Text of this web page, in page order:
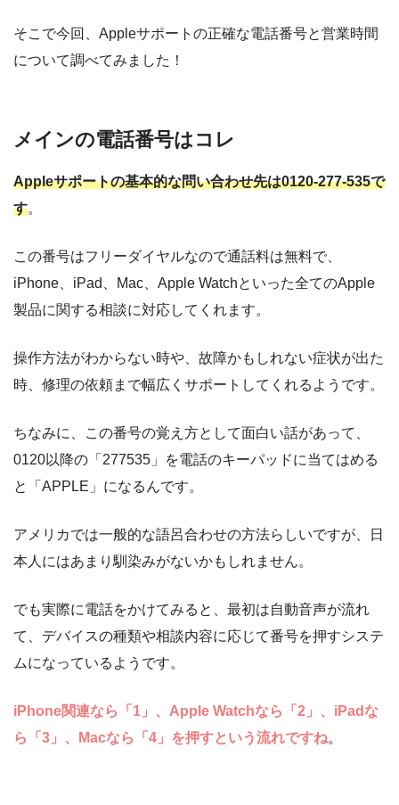
そこで今回、Appleサポートの正確な電話番号と営業時間
について調べてみました！
メインの電話番号はコレ
Appleサポートの基本的な問い合わせ先は0120-277-535で
す。
この番号はフリーダイヤルなので通話料は無料で、
iPhone、iPad、Mac、Apple Watchといった全てのApple
製品に関する相談に対応してくれます。
操作方法がわからない時や、故障かもしれない症状が出た
時、修理の依頼まで幅広くサポートしてくれるようです。
ちなみに、この番号の覚え方として面白い話があって、
0120以降の「277535」を電話のキーパッドに当てはめる
と「APPLE」になるんです。
アメリカでは一般的な語呂合わせの方法らしいですが、日
本人にはあまり馴染みがないかもしれません。
でも実際に電話をかけてみると、最初は自動音声が流れ
て、デバイスの種類や相談内容に応じて番号を押すシステ
ムになっているようです。
iPhone関連なら「1」、Apple Watchなら「2」、iPadな
ら「3」、Macなら「4」を押すという流れですね。